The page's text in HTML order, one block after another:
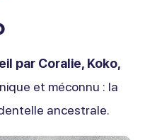
par Coralie, Koko,
et méconnu : la
ancestrale.